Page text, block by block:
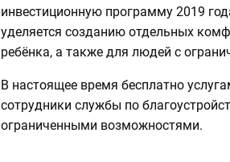
инвестиционную программу 2019
уделяется созданию отдельных
ребёнка, а также для людей с
В настоящее время бесплатно
сотрудники службы по
ограниченными возможностями.